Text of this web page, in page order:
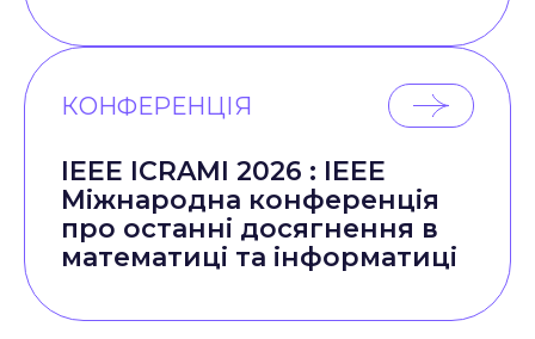
КОНФЕРЕНЦІЯ
IEEE ICRAMI 2026 : IEEE
Міжнародна конференція
про останні досягнення в
математиці та інформатиці